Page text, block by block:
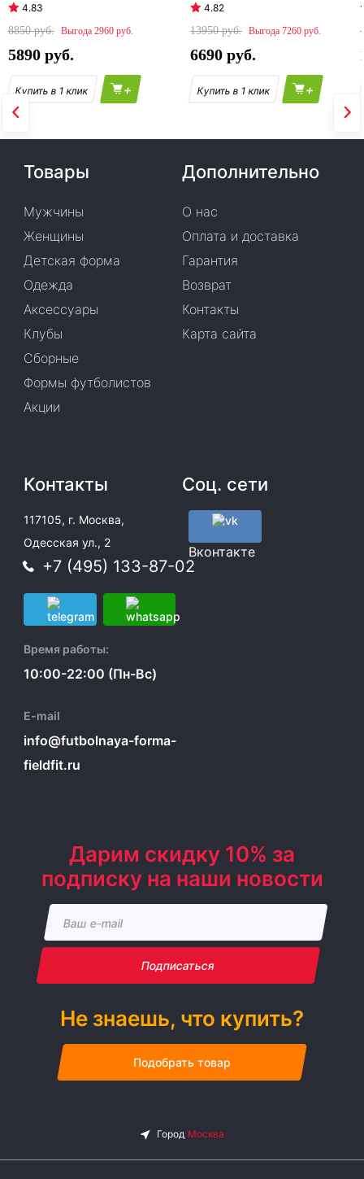
4.83
8850
2960
5890
+
4.82
13950
7260
6690
+
Товары
Мужчины
Женщины
Детская форма
Одежда
Аксессуары
Клубы
Сборные
Формы футболистов
Акции
Дополнительно
О нас
Оплата и доставка
Гарантия
Возврат
Контакты
Карта сайта
Контакты
117105, г. Москва,
Одесская ул., 2
+7 (495) 133-87-02
Время работы:
10:00-22:00 (Пн-Вс)
E-mail
info@futbolnaya-forma-
fieldfit.ru
Соц. сети
Вконтакте
Дарим скидку 10% за
подписку на наши новости
Подписаться
Не знаешь, что купить?
Подобрать товар